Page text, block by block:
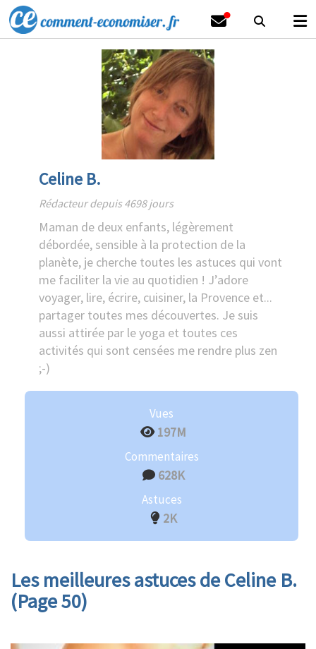
Celine B.
Rédacteur depuis 4698 jours
Maman de deux enfants, légèrement
débordée, sensible à la protection de la
planète, je cherche toutes les astuces qui vont
me faciliter la vie au quotidien ! J’adore
voyager, lire, écrire, cuisiner, la Provence et...
partager toutes mes découvertes. Je suis
aussi attirée par le yoga et toutes ces
activités qui sont censées me rendre plus zen
;-)
Vues
197M
Commentaires
628K
Astuces
2K
Les meilleures astuces de Celine B.
(Page 50)